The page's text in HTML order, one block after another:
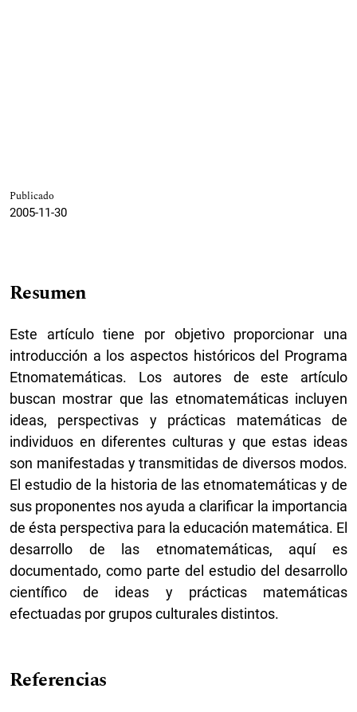
Publicado
2005-11-30
Resumen
Este artículo tiene por objetivo proporcionar una
introducción a los aspectos históricos del Programa
Etnomatemáticas. Los autores de este artículo
buscan mostrar que las etnomatemáticas incluyen
ideas, perspectivas y prácticas matemáticas de
individuos en diferentes culturas y que estas ideas
son manifestadas y transmitidas de diversos modos.
El estudio de la historia de las etnomatemáticas y de
sus proponentes nos ayuda a clarificar la importancia
de ésta perspectiva para la educación matemática. El
desarrollo de las etnomatemáticas, aquí es
documentado, como parte del estudio del desarrollo
científico de ideas y prácticas matemáticas
efectuadas por grupos culturales distintos.
Referencias